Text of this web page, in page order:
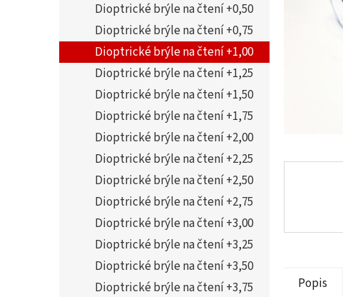
e
Dioptrické brýle na čtení +0,50
Dioptrické brýle na čtení +0,75
Dioptrické brýle na čtení +1,00
Dioptrické brýle na čtení +1,25
Dioptrické brýle na čtení +1,50
Dioptrické brýle na čtení +1,75
Dioptrické brýle na čtení +2,00
Dioptrické brýle na čtení +2,25
Dioptrické brýle na čtení +2,50
Dioptrické brýle na čtení +2,75
Dioptrické brýle na čtení +3,00
Dioptrické brýle na čtení +3,25
Dioptrické brýle na čtení +3,50
Dioptrické brýle na čtení +3,75
hvězdiček.
Popis